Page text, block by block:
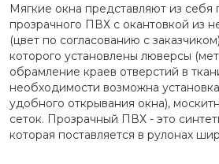
Мягкие окна представляют из себя
прозрачного ПВХ с окантовкой из
(цвет по согласованию с
которого установлены люверсы
обрамление краев отверстий в
необходимости возможна
удобного открывания окна),
сеток. Прозрачный ПВХ - это
которая поставляется в рулонах